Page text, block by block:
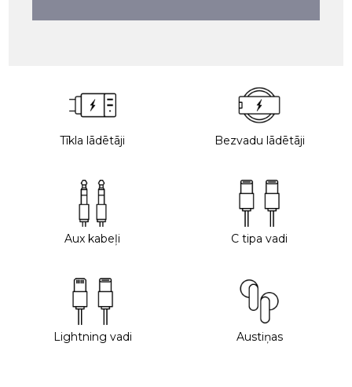
Tīkla lādētāji Bezvadu lādētāji
Aux kabeļi C tipa vadi
Lightning vadi Austiņas